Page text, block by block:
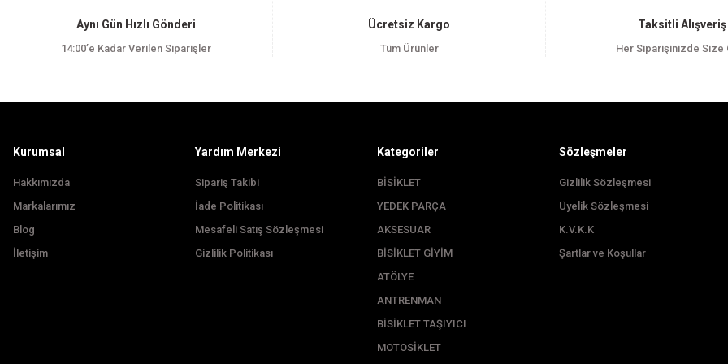
Ürün açıklamasında eksik bilgiler bulunuyor.
Ürün bilgilerinde hatalar bulunuyor.
Aynı Gün Hızlı Gönderi
14:00’e Kadar Verilen Siparişler
Ücretsiz Kargo
Tüm Ürünler
Taksitli Alışveriş
Her Siparişinizde Size
Kurumsal
Hakkımızda
Markalarımız
Blog
İletişim
Yardım Merkezi
Sipariş Takibi
İade Politikası
Mesafeli Satış Sözleşmesi
Gizlilik Politikası
Kategoriler
BİSİKLET
YEDEK PARÇA
AKSESUAR
BİSİKLET GİYİM
ATÖLYE
ANTRENMAN
BİSİKLET TAŞIYICI
MOTOSİKLET
Sözleşmeler
Gizlilik Sözleşmesi
Üyelik Sözleşmesi
K.V.K.K
Şartlar ve Koşullar